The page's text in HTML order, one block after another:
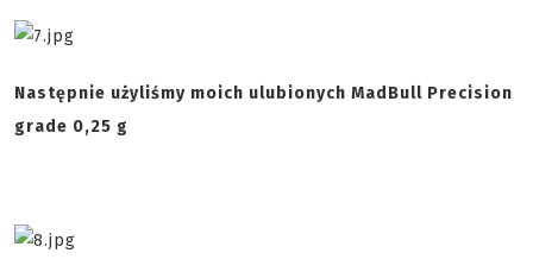
Następnie użyliśmy moich ulubionych MadBull Precision
grade 0,25 g